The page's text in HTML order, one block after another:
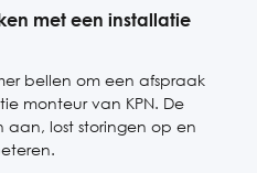
met een installatie
bellen om een afspraak
monteur van KPN. De
lost storingen op en